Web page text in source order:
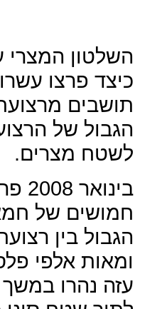
השלטון המצרי
כיצד פרצו
תושבים
הגבול של
לשטח מצרים.
חמושים של
הגבול בין
ומאות אלפי
עזה נהרו